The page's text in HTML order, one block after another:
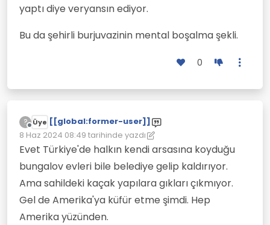
yaptı diye veryansın ediyor.
Bu da şehirli burjuvazinin mental boşalma şekli.
0
?
Çevrimdışı
Üye [[global:former-user]]
8 Haz 2024 08:49 tarihinde yazdı
Son düzenleyen: [[global:former-user]]
Evet Türkiye'de halkın kendi arsasına koyduğu
bungalov evleri bile belediye gelip kaldırıyor.
Ama sahildeki kaçak yapılara gıkları çıkmıyor.
Gel de Amerika'ya küfür etme şimdi. Hep
Amerika yüzünden.